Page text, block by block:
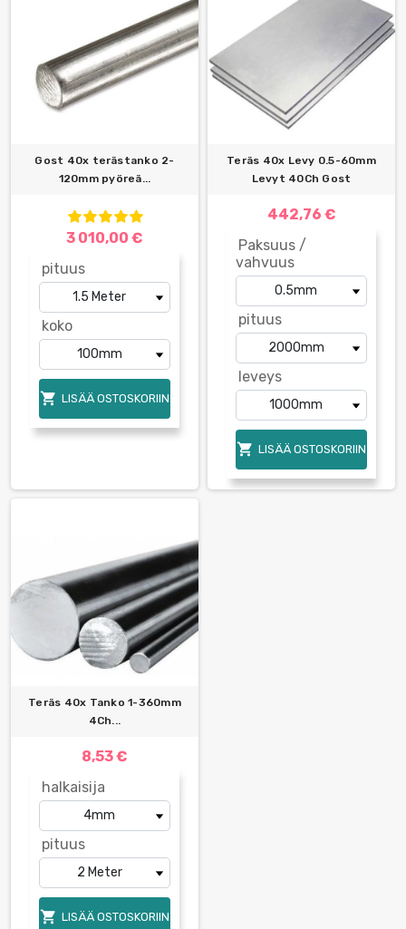
Gost 40x terästanko 2-
120mm pyöreä...
3 010,00 €
pituus
koko
 LISÄÄ OSTOSKORIIN
Teräs 40x Levy 0.5-60mm
Levyt 40Ch Gost
442,76 €
Paksuus /
vahvuus
pituus
leveys
 LISÄÄ OSTOSKORIIN
Teräs 40x Tanko 1-360mm
4Ch...
8,53 €
halkaisija
pituus
 LISÄÄ OSTOSKORIIN